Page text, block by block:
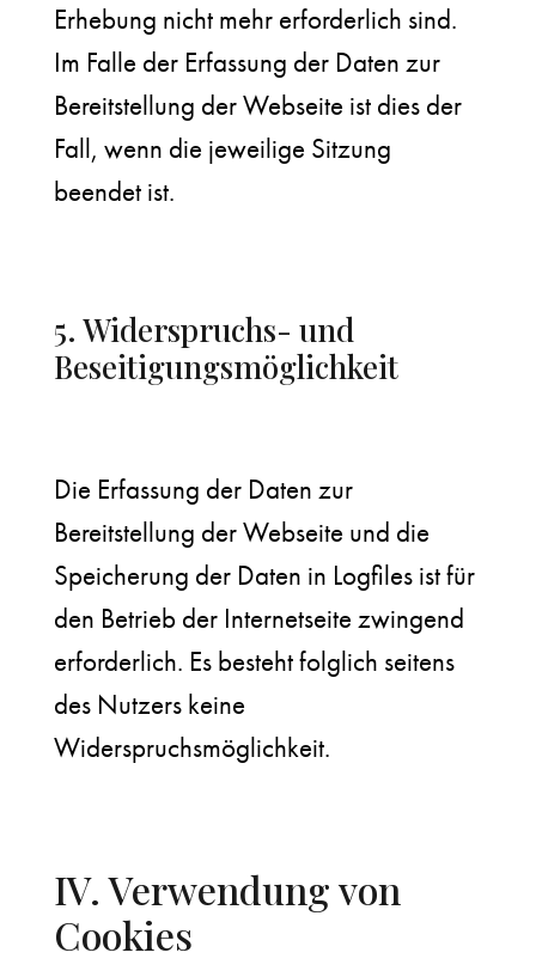
Erhebung nicht mehr erforderlich sind.
Im Falle der Erfassung der Daten zur
Bereitstellung der Webseite ist dies der
Fall, wenn die jeweilige Sitzung
beendet ist.
5. Widerspruchs- und
Beseitigungsmöglichkeit
Die Erfassung der Daten zur
Bereitstellung der Webseite und die
Speicherung der Daten in Logfiles ist für
den Betrieb der Internetseite zwingend
erforderlich. Es besteht folglich seitens
des Nutzers keine
Widerspruchsmöglichkeit.
IV. Verwendung von
Cookies